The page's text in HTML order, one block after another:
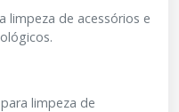
limpeza de acessórios e
limpeza de